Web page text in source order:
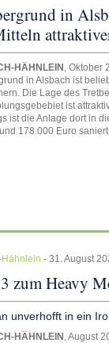
in
HÄHNLEIN , Oktober
in Alsbach ist
Die Lage des
ist
ist die Anlage dort in
178.000 Euro
- 31. August
zum Heavy
unverhofft in ein
HÄHNLEIN , August